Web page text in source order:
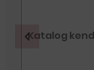
Katalog